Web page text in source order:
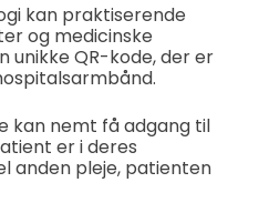
kan praktiserende
og medicinske
unikke QR-kode, der er
kan nemt få adgang til
er i deres
anden pleje, patienten